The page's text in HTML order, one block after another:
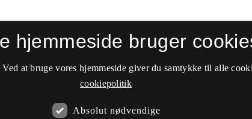
hjemmeside bruger
at bruge vores hjemmeside giver du samtykke til alle
cookiepolitik
Absolut nødvendige